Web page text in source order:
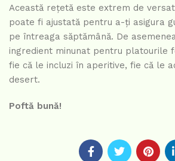
Această rețetă este extrem de
poate fi ajustată pentru a-ți asigura
pe întreaga săptămână. De
ingredient minunat pentru platourile
fie că le incluzi în aperitive, fie că le
desert.
Poftă bună!